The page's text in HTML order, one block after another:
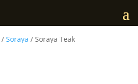
/Soraya / Soraya Teak